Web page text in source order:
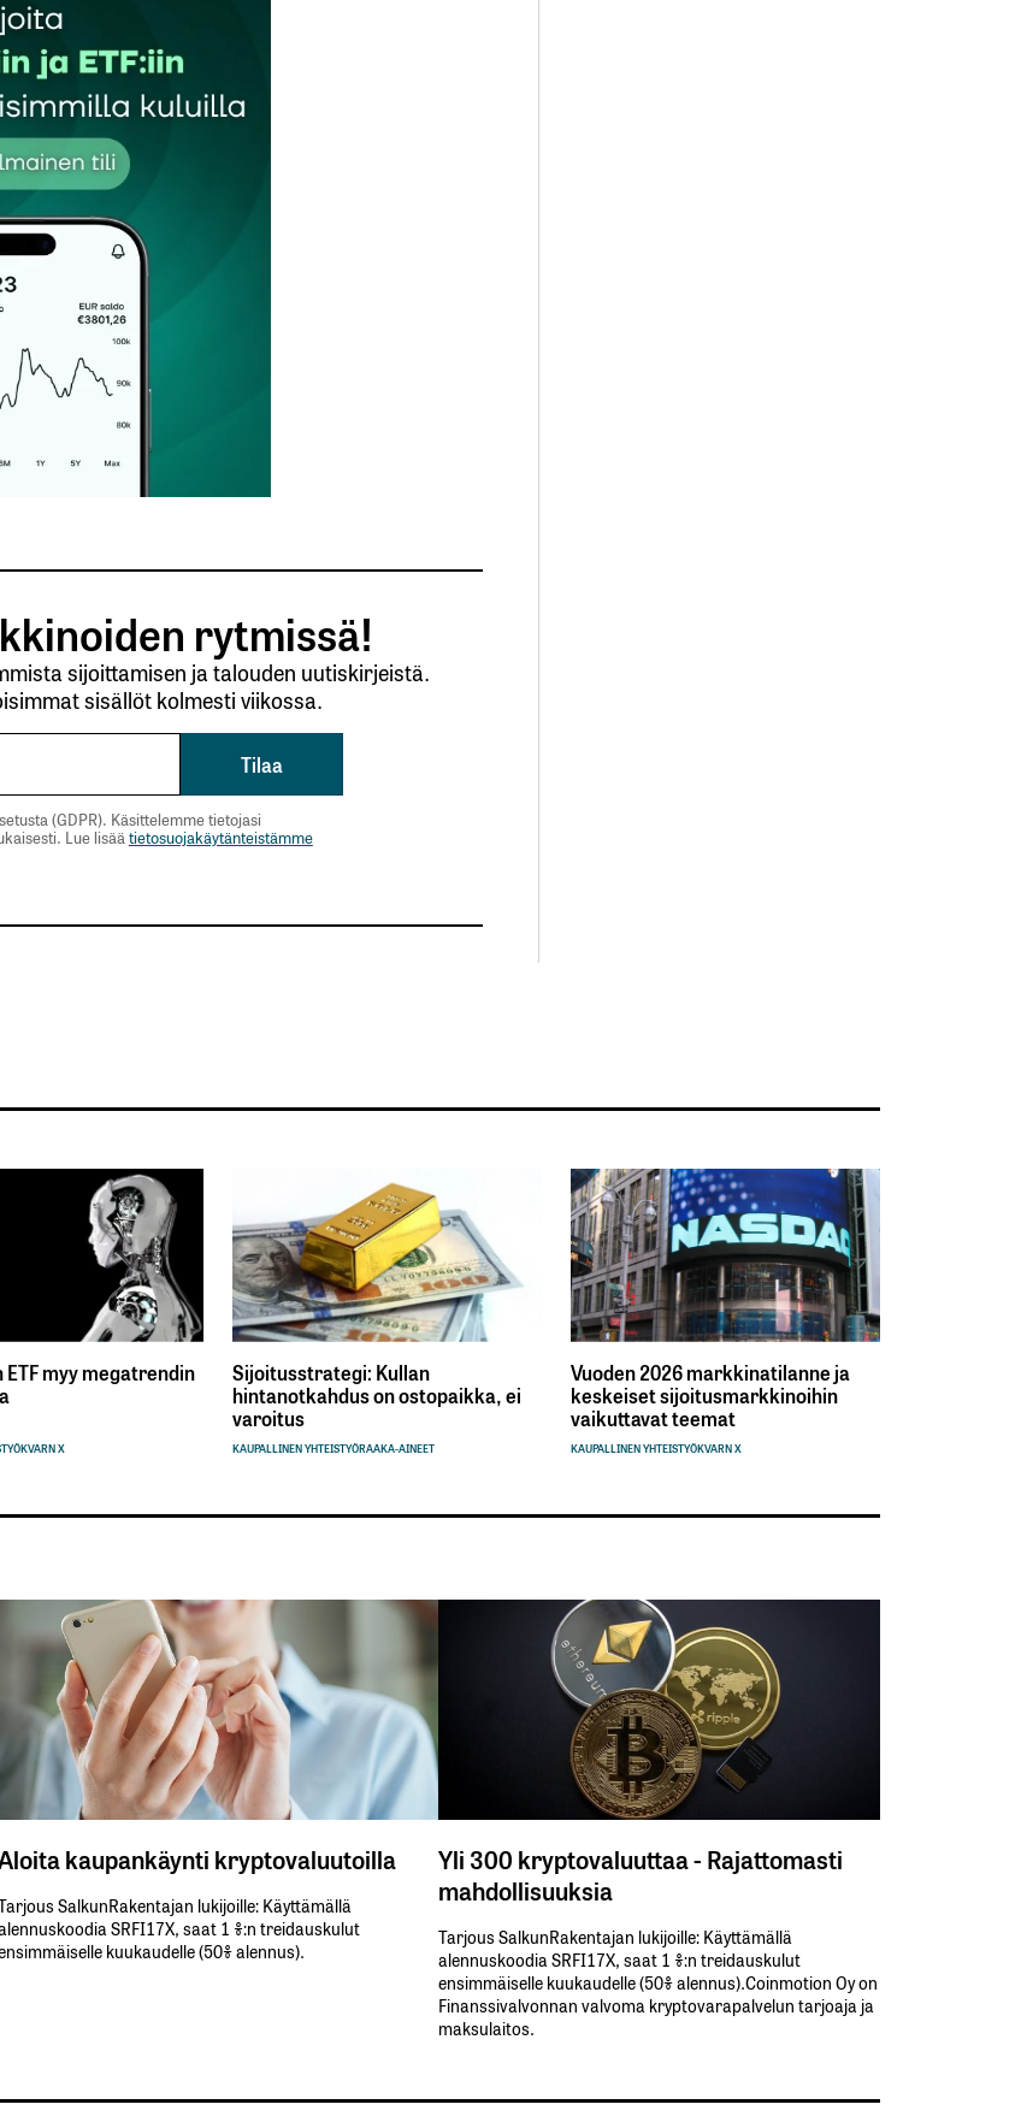
on merkitty
Sähköpostiosoitteesi
rytmissä!
sijoittamisen ja talouden uutiskirjeistä.
sisällöt kolmesti viikossa.
(GDPR). Käsittelemme tietojasi
Lue lisää tietosuojakäytänteistämme
myy megatrendin
KVARN X
Sijoitusstrategi: Kullan
hintanotkahdus on ostopaikka, ei
varoitus
KAUPALLINEN YHTEISTYÖRAAKA-AINEET
Vuoden 2026 markkinatilanne ja
keskeiset sijoitusmarkkinoihin
vaikuttavat teemat
KAUPALLINEN YHTEISTYÖKVARN X
kaupankäynti kryptovaluutoilla
SalkunRakentajan lukijoille: Käyttämällä​
​SRFI17X,​ ​saat​ ​1 %:n treidauskulut​
​kuukaudelle​ ​(50%​ ​alennus).
Yli 300 kryptovaluuttaa - Rajattomasti
mahdollisuuksia
Tarjous SalkunRakentajan lukijoille: Käyttämällä​ ​
alennuskoodia​ ​SRFI17X,​ ​saat​ ​1 %:n treidauskulut​ ​
ensimmäiselle​ ​kuukaudelle​ ​(50%​ ​alennus).Coinmotion Oy on
Finanssivalvonnan valvoma kryptovarapalvelun tarjoaja ja
maksulaitos.